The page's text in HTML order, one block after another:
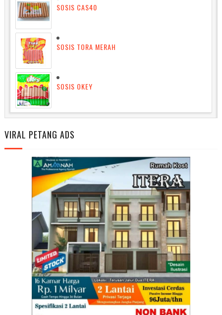
SOSIS CAS40
SOSIS TORA MERAH
SOSIS OKEY
VIRAL PETANG ADS